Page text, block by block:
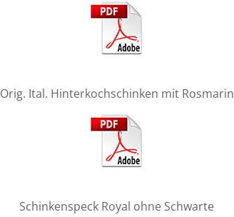
Orig. Ital. Hinterkochschinken mit Rosmarin
Schinkenspeck Royal ohne Schwarte